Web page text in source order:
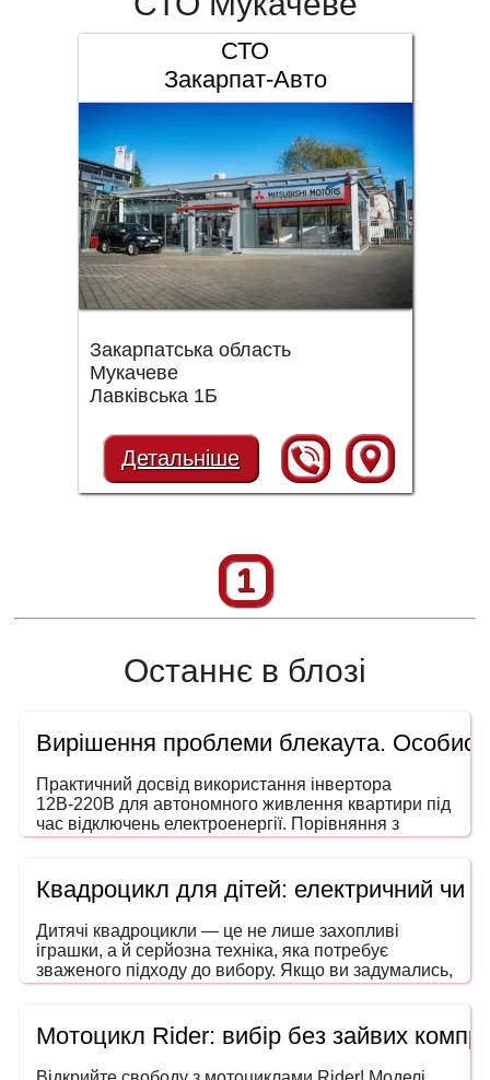
СТО
Закарпат-Авто
Закарпатська область
Мукачеве
Лавківська 1Б
Детальніше
1
Останнє в блозі
Вирішення проблеми блекаута.
Практичний досвід використання інвертора
12В-220В для автономного живлення квартири під
час відключень електроенергії. Порівняння з
генераторами, ДБЖ і power station. На що звертати
Квадроцикл для дітей: електричний чи
Дитячі квадроцикли — це не лише захопливі
іграшки, а й серйозна техніка, яка потребує
зваженого підходу до вибору. Якщо ви задумались,
як обрати квадроцикл для дитини, то ця інструкція
та в межах вашого бюджету. Адже йдеться не
просто про розвагу — мова про безпечний
транспорт, що розвиває координацію, увагу та
Мотоцикл Rider: вибір без зайвих